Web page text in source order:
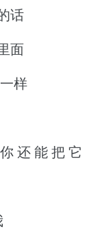
话
面
样
还 能 把 它